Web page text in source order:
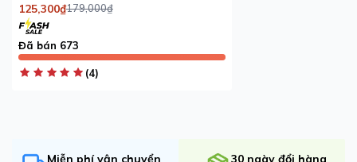
125,300₫179,000₫
(4)
Đã bán 673
Miễn phí vận chuyển 30 ngày đổi hàng